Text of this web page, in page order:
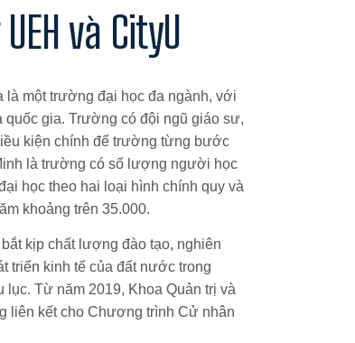
và CityU
một trường đại học đa ngành, với
quốc gia. Trường có đội ngũ giáo sư,
kiện chính để trường từng bước
là trường có số lượng người học
học theo hai loại hình chính quy và
khoảng trên 35.000.
kịp chất lượng đào tạo, nghiên
triển kinh tế của đất nước trong
lục. Từ năm 2019, Khoa Quản trị và
liên kết cho Chương trình Cử nhân